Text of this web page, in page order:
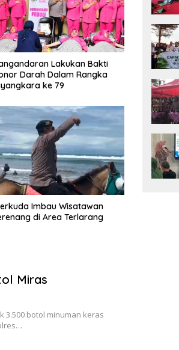
Lakukan Bakti
Darah Dalam Rangka
ke 79
Imbau Wisatawan
di Area Terlarang
Miras
3.500 botol minuman keras